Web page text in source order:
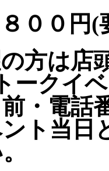
８００円(
方は店
ークイ
・電話
ト当日
。